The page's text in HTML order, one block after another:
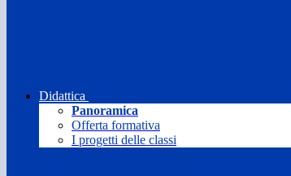
Didattica
Panoramica
Offerta formativa
I progetti delle classi